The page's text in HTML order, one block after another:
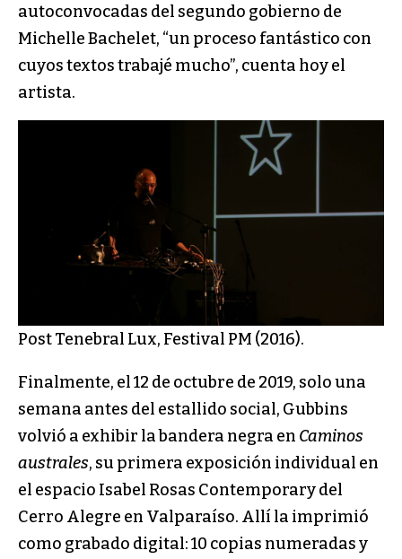
autoconvocadas del segundo gobierno de
Michelle Bachelet, “un proceso fantástico con
cuyos textos trabajé mucho”, cuenta hoy el
artista.
Post Tenebral Lux, Festival PM (2016).
Finalmente, el 12 de octubre de 2019, solo una
semana antes del estallido social, Gubbins
volvió a exhibir la bandera negra en Caminos
australes, su primera exposición individual en
el espacio Isabel Rosas Contemporary del
Cerro Alegre en Valparaíso. Allí la imprimió
como grabado digital: 10 copias numeradas y